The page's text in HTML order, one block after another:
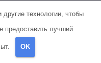
Лос-Анджелес
технологии, чтобы
предоставить лучший
OK